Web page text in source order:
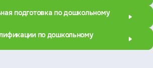
подготовка по дошкольному
по дошкольному